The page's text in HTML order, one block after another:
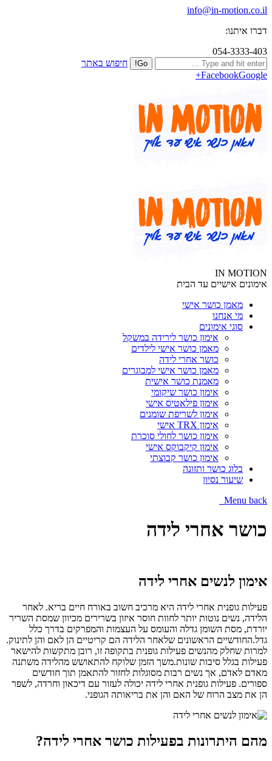
info@in-motion.co.il
דברו איתנו:
054-3333-403
חיפוש באתר
FacebookGoogle+
IN MOTION
אימונים אישיים עד הבית
מאמן כושר אישי
מי אנחנו
סוגי אימונים
אימון כושר לירידה במשקל
מאמן כושר אישי לילדים
כושר אחרי לידה
מאמן כושר אישי למבוגרים
מאמנת כושר אישית
אימון כושר שיקומי
אימון פילאטיס אישי
אימון לשריפת שומנים
אימון TRX אישי
אימון כושר לחולי סוכרת
אימון קיקבוקס אישי
אימון כושר קבוצתי
בלוג כושר ותזונה
שיעור נסיון
Menu back
כושר אחרי לידה
אימון לנשים אחרי לידה
פעילות גופנית אחרי לידה היא מרכיב חשוב באורח חיים בריא. לאחר
הלידה, נשים נוטות יותר לחוות חוסר איזון בשרירים מכיוון שמסת השריר
יורדת, מסת השומן גדלה והעומס על העצמות והמפרקים בדרך כלל
גדל.החודשיים הראשונים שלאחר הלידה הם קריטיים הן לאם והן לתינוק.
למרות שחלק מהנשים פעילות גופנית בתקופה זו, רובן מתקשות להישאר
פעילות בגלל סיבות שונות.משך הזמן שלוקח להתאושש מהלידה משתנה
מאדם לאדם, אך נשים רבות מסוגלות לחזור להתאמן תוך חודשים
ספורים. פעילות גופנית אחרי לידה יכולה לעזור עם דיכאון וחרדה, לשפר
הן את מצב הרוח של האם והן את בריאותה הגופני.
מהם היתרונות בפעילות כושר אחרי לידה?